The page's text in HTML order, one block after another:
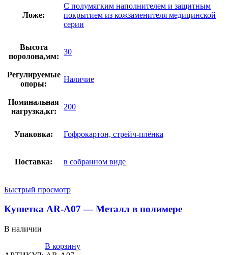
Ложе:
С полумягким наполнителем и защитным
покрытием из кожзаменителя медицинской
серии
Высота
поролона,мм:
30
Регулируемые
опоры:
Наличие
Номинальная
нагрузка,кг:
200
Упаковка: Гофрокартон, стрейч-плёнка
Поставка: в собранном виде
Быстрый просмотр
Кушетка AR-A07 — Металл в полимере
В наличии
В корзину